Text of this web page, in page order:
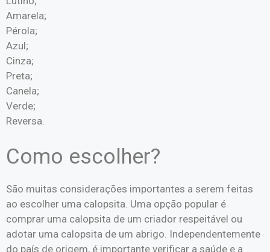
Amarela;
Pérola;
Azul;
Cinza;
Preta;
Canela;
Verde;
Reversa.
Como escolher?
São muitas considerações importantes a serem feitas
ao escolher uma calopsita. Uma opção popular é
comprar uma calopsita de um criador respeitável ou
adotar uma calopsita de um abrigo. Independentemente
do país de origem, é importante verificar a saúde e a